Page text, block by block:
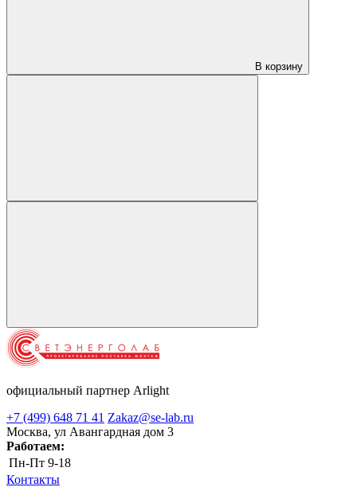
В корзину
официальный партнер Arlight
+7 (499) 648 71 41 Zakaz@se-lab.ru
Москва, ул Авангардная дом 3
Работаем:
Пн-Пт 9-18
Контакты